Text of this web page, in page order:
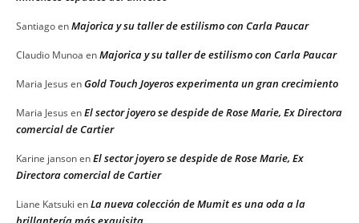
SantiagoenMajorica y su taller de estilismo con Carla Paucar
Claudio Munoa enMajorica y su taller de estilismo con Carla Paucar
Maria Jesus enGold Touch Joyeros experimenta un gran crecimiento
Maria Jesus enEl sector joyero se despide de Rose Marie, Ex Directora
comercial de Cartier
Karine jansonenEl sector joyero se despide de Rose Marie, Ex
Directora comercial de Cartier
Liane Katsuki enLa nueva colección de Mumit es una oda a la